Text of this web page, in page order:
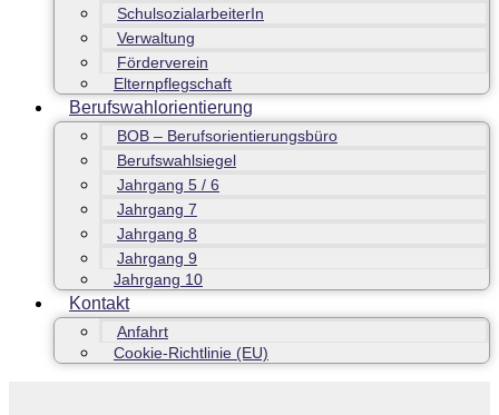
SchulsozialarbeiterIn
Verwaltung
Förderverein
Elternpflegschaft
Berufswahlorientierung
BOB – Berufsorientierungsbüro
Berufswahlsiegel
Jahrgang 5 / 6
Jahrgang 7
Jahrgang 8
Jahrgang 9
Jahrgang 10
Kontakt
Anfahrt
Cookie-Richtlinie (EU)